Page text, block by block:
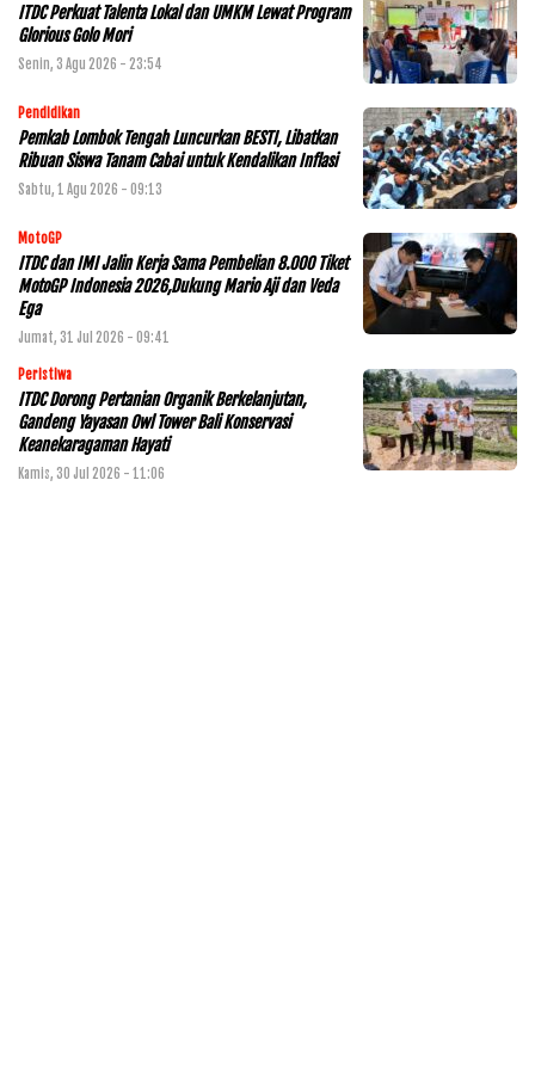
ITDC Perkuat Talenta Lokal dan UMKM Lewat Program
Glorious Golo Mori
Senin, 3 Agu 2026 - 23:54
Pendidikan
Pemkab Lombok Tengah Luncurkan BESTI, Libatkan
Ribuan Siswa Tanam Cabai untuk Kendalikan Inflasi
Sabtu, 1 Agu 2026 - 09:13
MotoGP
ITDC dan IMI Jalin Kerja Sama Pembelian 8.000 Tiket
MotoGP Indonesia 2026,Dukung Mario Aji dan Veda
Ega
Jumat, 31 Jul 2026 - 09:41
Peristiwa
ITDC Dorong Pertanian Organik Berkelanjutan,
Gandeng Yayasan Owl Tower Bali Konservasi
Keanekaragaman Hayati
Kamis, 30 Jul 2026 - 11:06